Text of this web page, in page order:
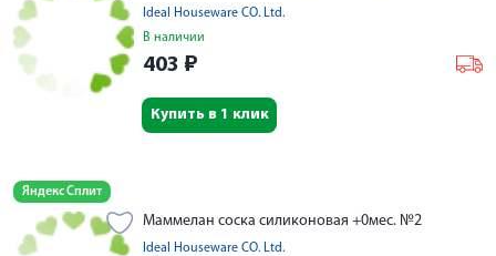
Ideal Houseware CO. Ltd.
В наличии
403 ₽
Купить в 1 клик
Яндекс Сплит
Маммелан соска силиконовая +0мес. №2
Ideal Houseware CO. Ltd.